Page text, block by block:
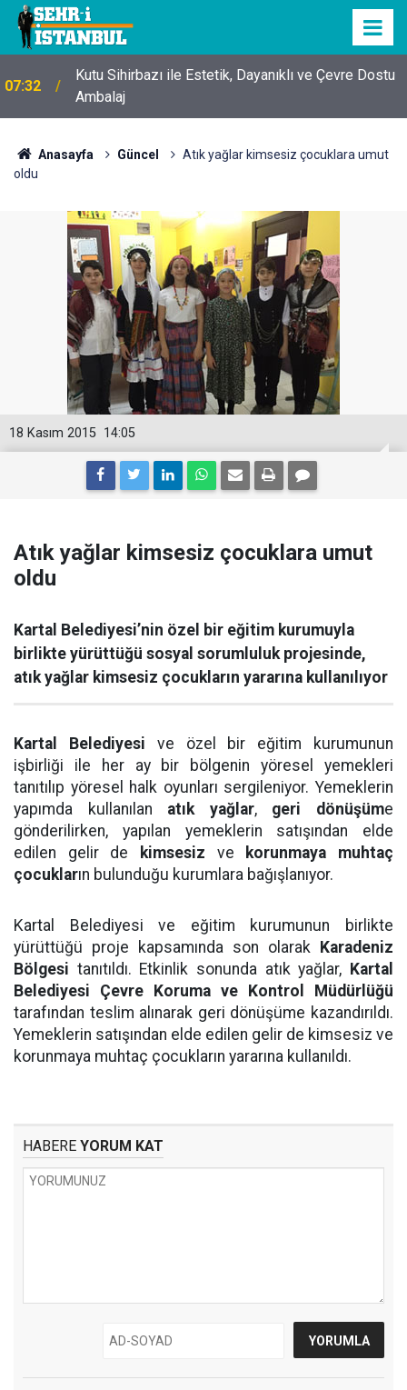
07:32
Kutu Sihirbazı ile Estetik, Dayanıklı ve Çevre Dostu
Ambalaj
Anasayfa Güncel
Atık yağlar kimsesiz çocuklara umut
oldu
14:05
18 Kasım 2015
Atık yağlar kimsesiz çocuklara umut
oldu
Kartal Belediyesi’nin özel bir eğitim kurumuyla
birlikte yürüttüğü sosyal sorumluluk projesinde,
atık yağlar kimsesiz çocukların yararına kullanılıyor
Kartal Belediyesi ve özel bir eğitim kurumunun
işbirliği ile her ay bir bölgenin yöresel yemekleri
tanıtılıp yöresel halk oyunları sergileniyor. Yemeklerin
yapımda kullanılan atık yağlar, geri dönüşüme
gönderilirken, yapılan yemeklerin satışından elde
edilen gelir de
kimsesiz ve
korunmaya muhtaç
çocukların bulunduğu kurumlara bağışlanıyor.
Kartal Belediyesi ve eğitim kurumunun birlikte
yürüttüğü proje kapsamında son olarak
Karadeniz
Bölgesi tanıtıldı. Etkinlik sonunda atık yağlar, Kartal
Belediyesi Çevre Koruma ve Kontrol Müdürlüğü
tarafından teslim alınarak geri dönüşüme kazandırıldı.
Yemeklerin satışından elde edilen gelir de kimsesiz ve
korunmaya muhtaç çocukların yararına kullanıldı.
HABERE YORUM KAT